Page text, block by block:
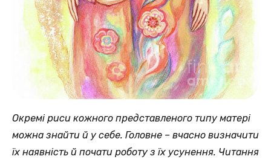
Окремі риси кожного представленого типу матері
можна знайти й у себе. Головне – вчасно визначити
їх наявність й почати роботу з їх усунення. Читання